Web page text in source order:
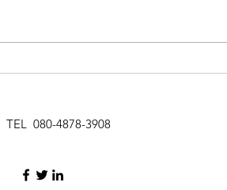
の現れ 36-2 祈り
TEL 080-4878-3908